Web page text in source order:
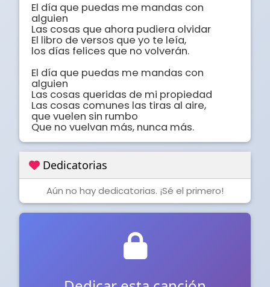
El día que puedas me mandas con
alguien
Las cosas que ahora pudiera olvidar
El libro de versos que yo te leía,
los días felices que no volverán.
El día que puedas me mandas con
alguien
Las cosas queridas de mi propiedad
Las cosas comunes las tiras al aire,
que vuelen sin rumbo
Que no vuelvan más, nunca más.
Dedicatorias
Aún no hay dedicatorias. ¡Sé el primero!